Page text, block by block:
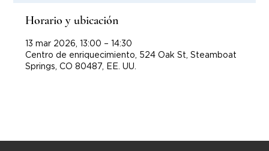
Horario y ubicación
13 mar 2026, 13:00 – 14:30
Centro de enriquecimiento, 524 Oak St, Steamboat
Springs, CO 80487, EE. UU.